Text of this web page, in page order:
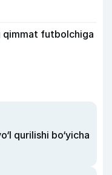
qimmat futbolchiga
qurilishi bo‘yicha